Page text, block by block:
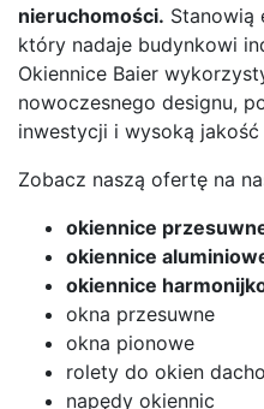
nieruchomości. Stanowią
który nadaje budynkowi
Okiennice Baier
nowoczesnego designu,
inwestycji i wysoką
Zobacz naszą ofertę na
okiennice
okiennice
okiennice
okna przesuwne
okna pionowe
rolety do okien
napędy okiennic